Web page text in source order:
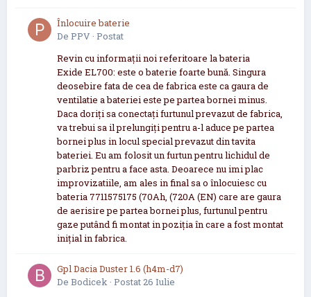
Înlocuire baterie
De PPV · Postat
Revin cu informații noi referitoare la bateria
Exide EL700: este o baterie foarte bună. Singura
deosebire fata de cea de fabrica este ca gaura de
ventilatie a bateriei este pe partea bornei minus.
Daca doriți sa conectați furtunul prevazut de fabrica,
va trebui sa il prelungiți pentru a-l aduce pe partea
bornei plus in locul special prevazut din tavita
bateriei. Eu am folosit un furtun pentru lichidul de
parbriz pentru a face asta. Deoarece nu imi plac
improvizatiile, am ales in final sa o înlocuiesc cu
bateria 7711575175 (70Ah, (720A (EN) care are gaura
de aerisire pe partea bornei plus, furtunul pentru
gaze putând fi montat in poziția în care a fost montat
inițial in fabrica.
Gpl Dacia Duster 1.6 (h4m-d7)
De Bodicek· Postat26 Iulie